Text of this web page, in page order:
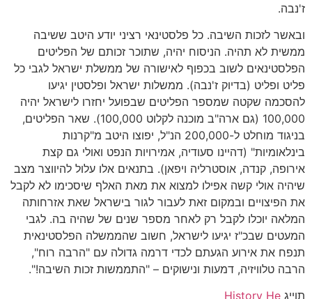
ז'נבה.
ובאשר לזכות השיבה. כל פלסטינאי רציני יודע היטב ששיבה
ממשית לא תהיה. הניסוח יהיה, שתוכר זכותם של הפליטים
הפלסטינאים לשוב בכפוף לאישורה של ממשלת ישראל לגבי כל
פליט ופליט (בדיוק ז'נבה). ממשלות ישראל ופלסטין יגיעו
להסכמה שקטה שמספר הפליטים שבפועל יחזרו לישראל יהיה
100,000 (גם ארה"ב מוכנה לקלוט 100,000). שאר הפליטים,
בניגוד מוחלט ל-200,000 הנ"ל, יפוצו היטב מ"קרנות
בינלאומיות" (דהיינו סעודיה, אמירויות הנפט ואולי גם קצת
אירופה, קנדה, אוסטרליה ויפאן). בתנאים אלו עלול להיווצר מצב
שיהיה אולי קשה אפילו למצוא את מאת האלף שיסכימו לא לקבל
את הפיצויים ובמקום זאת לעבור לגור בישראל שאת אזרחותה
המלאה יוכלו לקבל רק לאחר מספר שנים של שהיה בה. לגבי
המעטים שבכ"ז יגיעו לישראל, חשוב שהממשלה הפלסטינאית
תנפח את אירוע הגעתם לכדי דרמה גדולה עם "הרבה רוח",
הרבה טלוויזיה, דמעות ונישוקים – "התממשות זכות השיבה!".
תוייג History He